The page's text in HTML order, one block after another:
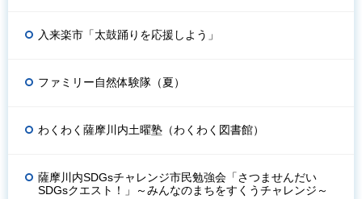
入来楽市「太鼓踊りを応援しよう」
ファミリー自然体験隊（夏）
わくわく薩摩川内土曜塾（わくわく図書館）
薩摩川内SDGsチャレンジ市民勉強会「さつませんだい
SDGsクエスト！」～みんなのまちをすくうチャレンジ～